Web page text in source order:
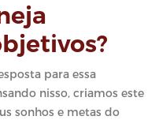
para essa
nisso, criamos este
sonhos e metas do